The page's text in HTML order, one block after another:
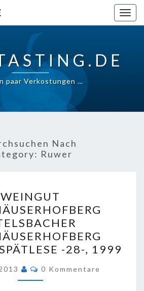
paar Verkostungen …
Nach
Ruwer
KARTHÄUSERHOFBERG
EITELSBACHER
KARTHÄUSERHOFBERG
RIESLING
SPÄTLESE
-28-,
1999
WEINGUT
-28-, 1999
Kommentare
0 Kommentare